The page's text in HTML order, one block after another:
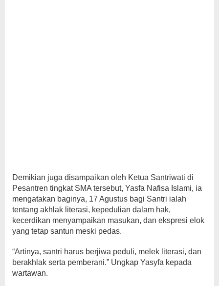
Demikian juga disampaikan oleh Ketua Santriwati di
Pesantren tingkat SMA tersebut, Yasfa Nafisa Islami, ia
mengatakan baginya, 17 Agustus bagi Santri ialah
tentang akhlak literasi, kepedulian dalam hak,
kecerdikan menyampaikan masukan, dan ekspresi elok
yang tetap santun meski pedas.
“Artinya, santri harus berjiwa peduli, melek literasi, dan
berakhlak serta pemberani.” Ungkap Yasyfa kepada
wartawan.